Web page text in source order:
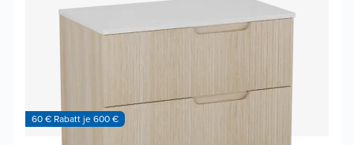
60 € Rabatt je 600 €